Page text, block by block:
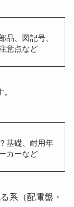
品、図記号、
意点など
基礎、耐用年
カーなど
系（配電盤・